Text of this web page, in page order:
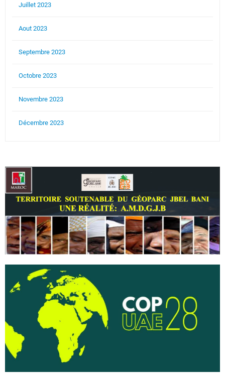
Juillet 2023
Aout 2023
Septembre 2023
Octobre 2023
Novembre 2023
Décembre 2023